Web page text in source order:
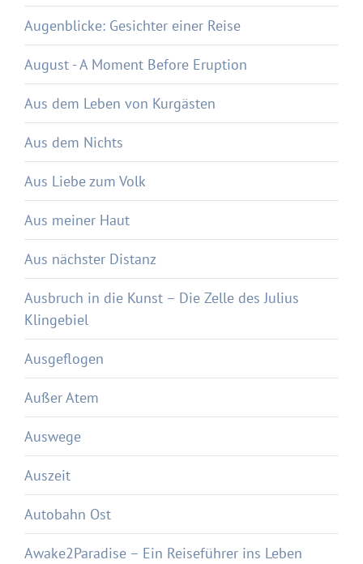
Augenblicke: Gesichter einer Reise
August - A Moment Before Eruption
Aus dem Leben von Kurgästen
Aus dem Nichts
Aus Liebe zum Volk
Aus meiner Haut
Aus nächster Distanz
Ausbruch in die Kunst – Die Zelle des Julius
Klingebiel
Ausgeflogen
Außer Atem
Auswege
Auszeit
Autobahn Ost
Awake2Paradise – Ein Reiseführer ins Leben